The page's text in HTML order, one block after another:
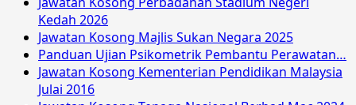
Kedah 2026
Jawatan Kosong Majlis Sukan Negara 2025
Panduan Ujian Psikometrik Pembantu Perawatan…
Jawatan Kosong Kementerian Pendidikan Malaysia
Julai 2016